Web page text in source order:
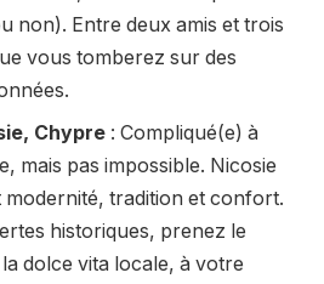
non). Entre deux amis et trois
vous tomberez sur des
Chypre : Compliqué(e) à
mais pas impossible. Nicosie
modernité, tradition et confort.
historiques, prenez le
dolce vita locale, à votre